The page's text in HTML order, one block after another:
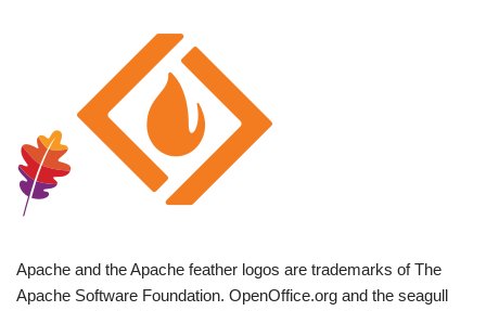
Apache and the Apache feather logos are trademarks of The
Apache Software Foundation. OpenOffice.org and the seagull